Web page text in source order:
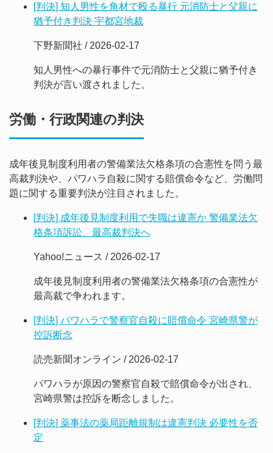
[判決] 知人男性を角材で殴る暴行 元消防士と父親に
猶予付き判決 宇都宮地裁
下野新聞社 / 2026-02-17
知人男性への暴行事件で元消防士と父親に猶予付き
判決が言い渡されました。
労働・行政関連の判決
成年後見制度利用者の警備業法欠格条項の合憲性を問う最
高裁判決や、パワハラ自殺に関する賠償命令など、労働問
題に関する重要判決が注目されました。
[判決] 成年後見制度利用で失職は違憲か 警備業法欠
格条項訴訟、最高裁判決へ
Yahoo!ニュース / 2026-02-17
成年後見制度利用者の警備業法欠格条項の合憲性が
最高裁で争われます。
[判決] パワハラで警察官自殺に賠償命令 宮崎県警が
控訴断念
読売新聞オンライン / 2026-02-17
パワハラが原因の警察官自殺で賠償命令が出され、
宮崎県警は控訴を断念しました。
[判決] 薬事法の薬局距離規制は違憲判決 必要性を否
定